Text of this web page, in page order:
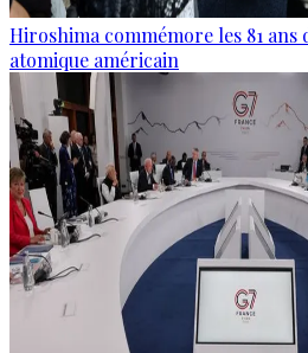
Hiroshima commémore les 81
atomique américain